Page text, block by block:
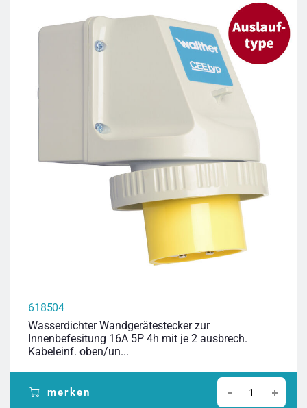
618504
Wasserdichter Wandgerätestecker zur
Innenbefesitung 16A 5P 4h mit je 2 ausbrech.
Kabeleinf. oben/un...
merken